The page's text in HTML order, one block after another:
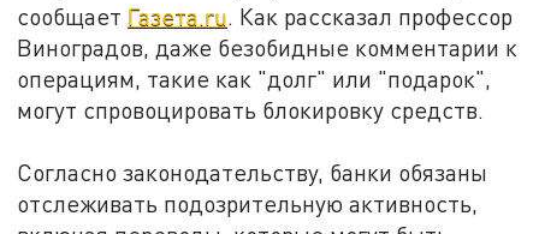
сообщает Газета.ru. Как рассказал профессор
Виноградов, даже безобидные комментарии к
операциям, такие как "долг" или "подарок",
могут спровоцировать блокировку средств.
Согласно законодательству, банки обязаны
отслеживать подозрительную активность,